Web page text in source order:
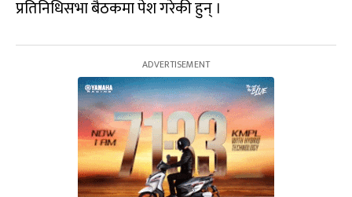
प्रतिनिधिसभा बैठकमा पेश गरेकी हुन् ।